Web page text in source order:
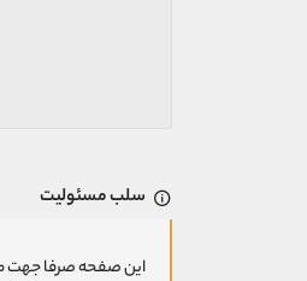
سلب مسئولیت
این صفحه صرفا جهت